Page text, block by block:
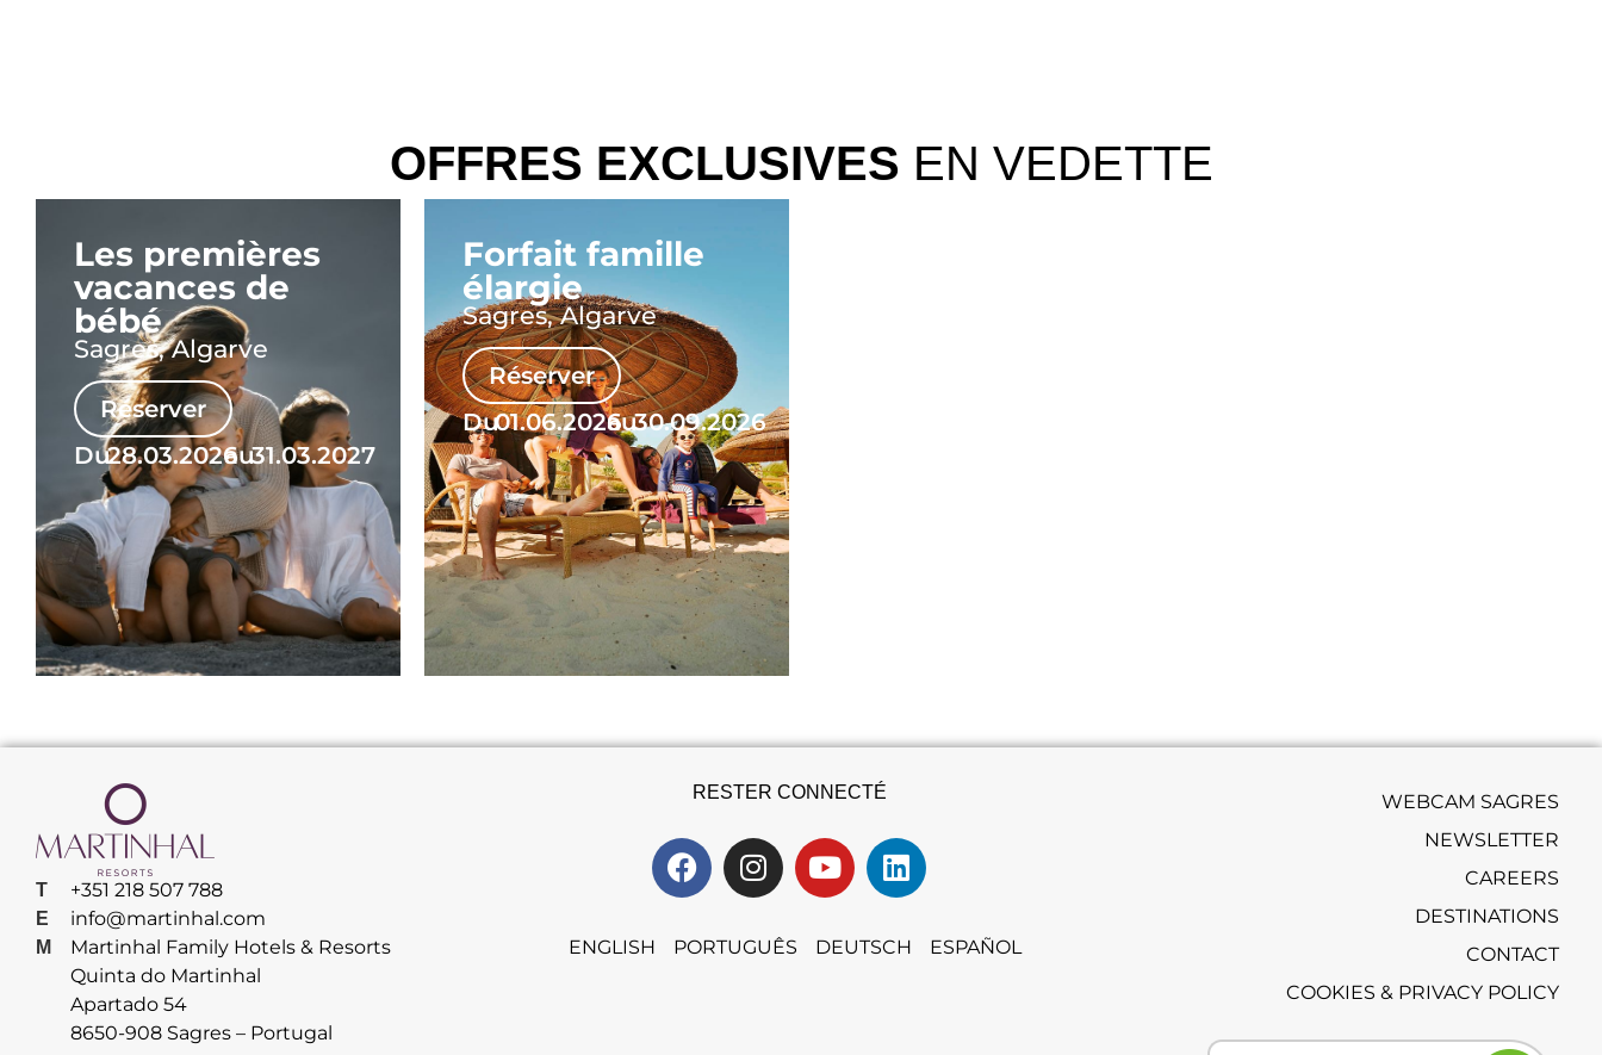
OFFRES EXCLUSIVES EN VEDETTE
Les premières
vacances de
bébé
Sagres, Algarve
Réserver
Du28.03.2026au31.03.2027
Forfait famille
élargie
Sagres, Algarve
Réserver
Du01.06.2026au30.09.2026
T
E
M
+351 218 507 788
info@martinhal.com
Martinhal Family Hotels & Resorts
Quinta do Martinhal
Apartado 54
8650-908 Sagres – Portugal
RESTER CONNECTÉ
ENGLISH PORTUGUÊS DEUTSCH ESPAÑOL
WEBCAM SAGRES
NEWSLETTER
CAREERS
DESTINATIONS
CONTACT
COOKIES & PRIVACY POLICY